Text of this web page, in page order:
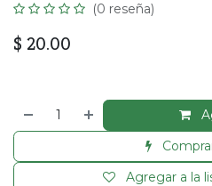
(0 reseña)
$ 20.00
Agregar a la